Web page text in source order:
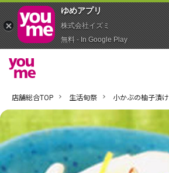
店舗総合TOP 生活旬祭 小かぶの柚子漬け
ゆめアプ‪リ‬
株式会社イズミ
無料 - In Google Play